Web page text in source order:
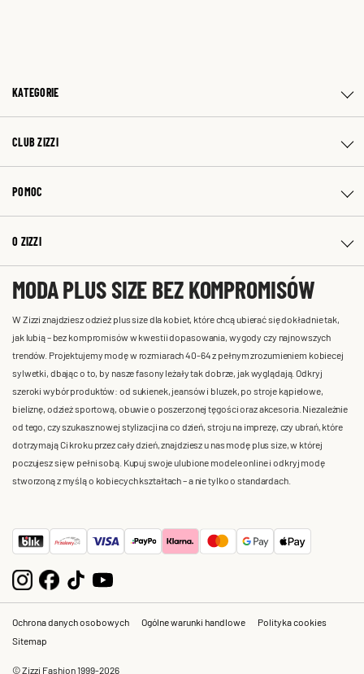
KATEGORIE
CLUB ZIZZI
POMOC
O ZIZZI
MODA PLUS SIZE BEZ KOMPROMISÓW
W Zizzi znajdziesz odzież plus size dla kobiet, które chcą ubierać się dokładnie tak,
jak lubią – bez kompromisów w kwestii dopasowania, wygody czy najnowszych
trendów. Projektujemy modę w rozmiarach 40-64 z pełnym zrozumieniem kobiecej
sylwetki, dbając o to, by nasze fasony leżały tak dobrze, jak wyglądają. Odkryj
szeroki wybór produktów: od sukienek, jeansów i bluzek, po stroje kąpielowe,
bieliznę, odzież sportową, obuwie o poszerzonej tęgości oraz akcesoria. Niezależnie
od tego, czy szukasz nowej stylizacji na co dzień, stroju na imprezę, czy ubrań, które
dotrzymają Ci kroku przez cały dzień, znajdziesz u nas modę plus size, w której
poczujesz się w pełni sobą. Kupuj swoje ulubione modele online i odkryj modę
stworzoną z myślą o kobiecych kształtach – a nie tylko o standardach.
Ochrona danych osobowych Ogólne warunki handlowe
Polityka cookies
Sitemap
© Zizzi Fashion 1999-2026